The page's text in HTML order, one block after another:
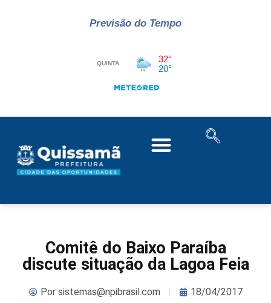
Previsão do Tempo
Comitê do Baixo Paraíba
discute situação da Lagoa Feia
Porsistemas@npibrasil.com 18/04/2017